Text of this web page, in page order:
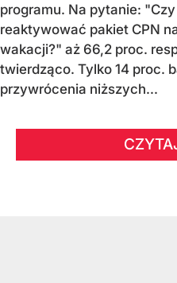
programu. Na pytanie:
reaktywować pakiet CPN
wakacji?" aż 66,2 proc.
twierdząco. Tylko 14 proc.
przywrócenia niższych...